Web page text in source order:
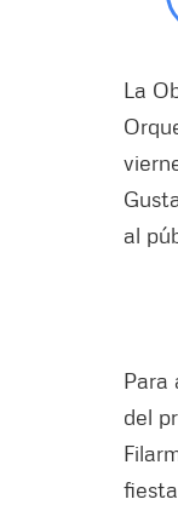
La
al
Para
del